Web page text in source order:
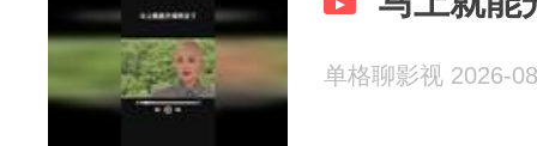
单格聊影视 2026-